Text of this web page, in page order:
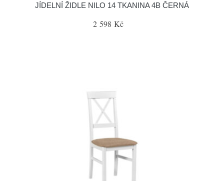
JÍDELNÍ ŽIDLE NILO 14 TKANINA 4B ČERNÁ
2 598 Kč